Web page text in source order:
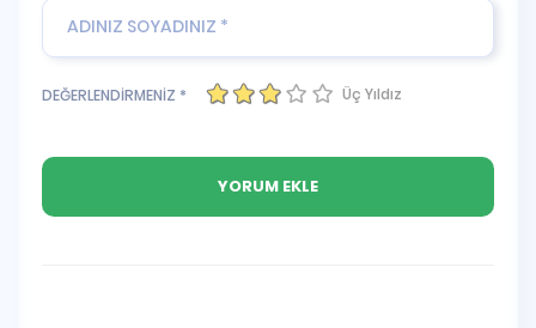
DEĞERLENDİRMENİZ * Üç Yıldız